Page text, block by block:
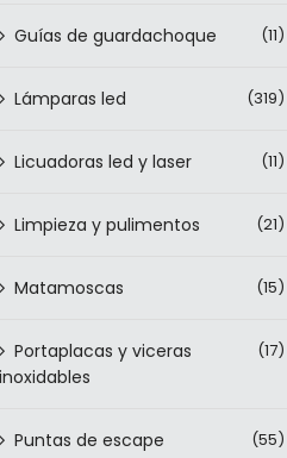
Guías de guardachoque (11)
Lámparas led (319)
Licuadoras led y laser (11)
Limpieza y pulimentos (21)
Matamoscas (15)
Portaplacas y viceras
inoxidables
(17)
Puntas de escape (55)